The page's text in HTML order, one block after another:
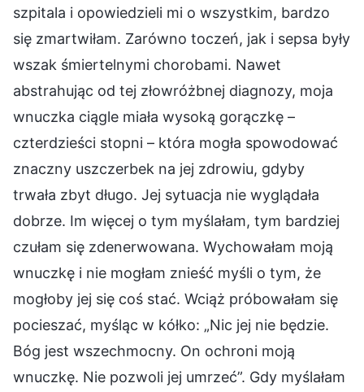
szpitala i opowiedzieli mi o wszystkim, bardzo
się zmartwiłam. Zarówno toczeń, jak i sepsa były
wszak śmiertelnymi chorobami. Nawet
abstrahując od tej złowróżbnej diagnozy, moja
wnuczka ciągle miała wysoką gorączkę –
czterdzieści stopni – która mogła spowodować
znaczny uszczerbek na jej zdrowiu, gdyby
trwała zbyt długo. Jej sytuacja nie wyglądała
dobrze. Im więcej o tym myślałam, tym bardziej
czułam się zdenerwowana. Wychowałam moją
wnuczkę i nie mogłam znieść myśli o tym, że
mogłoby jej się coś stać. Wciąż próbowałam się
pocieszać, myśląc w kółko: „Nic jej nie będzie.
Bóg jest wszechmocny. On ochroni moją
wnuczkę. Nie pozwoli jej umrzeć”. Gdy myślałam